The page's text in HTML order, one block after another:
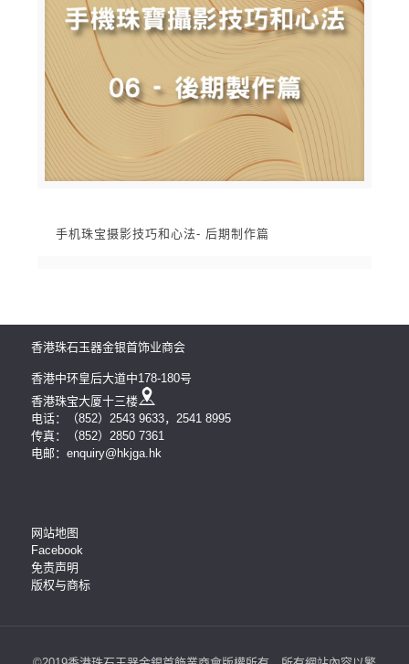
手机珠宝摄影技巧和心法- 后期制作篇
香港珠石玉器金银首饰业商会
香港中环皇后大道中178-180号
香港珠宝大厦十三楼
电话：（852）2543 9633，2541 8995
传真：（852）2850 7361
电邮：enquiry@hkjga.hk
网站地图
Facebook
免责声明
版权与商标